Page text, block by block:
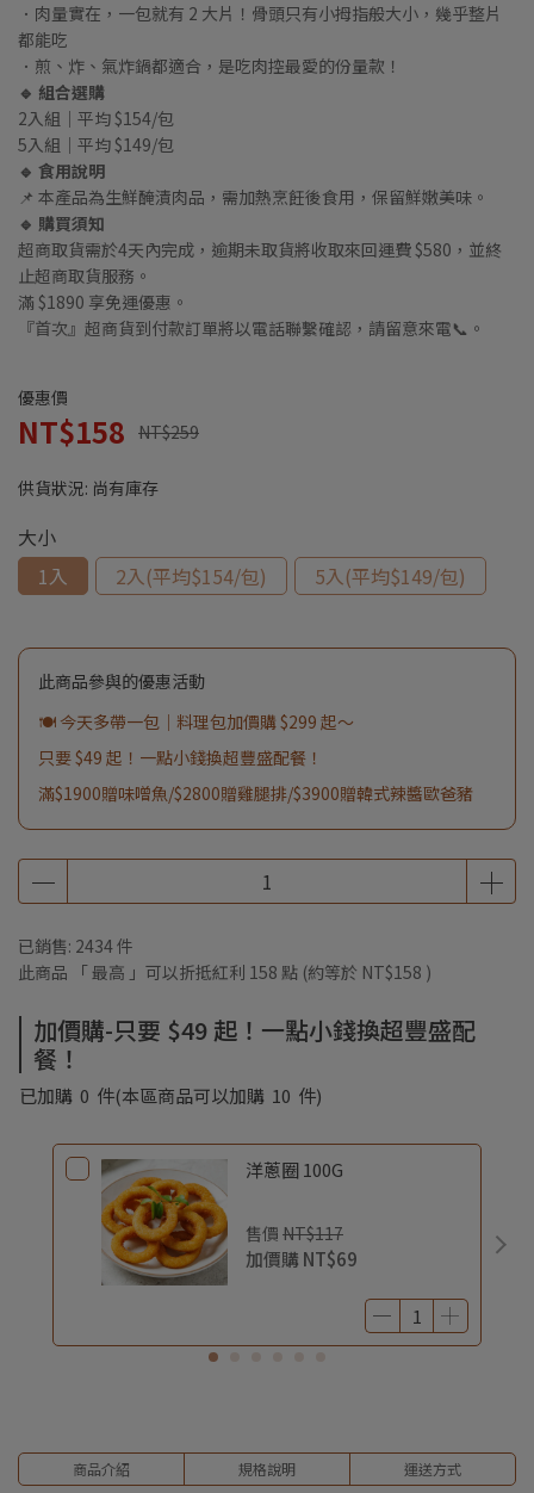
．肉量實在，一包就有 2 大片！骨頭只有小拇指般大小，幾乎整片
都能吃
．煎、炸、氣炸鍋都適合，是吃肉控最愛的份量款！
🔹 組合選購
2入組｜平均 $154/包
5入組｜平均 $149/包
🔹 食用說明
📌 本產品為生鮮醃漬肉品，需加熱烹飪後食用，保留鮮嫩美味。
🔹 購買須知
超商取貨需於4天內完成，逾期未取貨將收取來回運費 $580，並終
止超商取貨服務。
滿 $1890 享免運優惠。
『首次』超商貨到付款訂單將以電話聯繫確認，請留意來電📞。
優惠價
NT$158 NT$259
供貨狀況: 尚有庫存
大小
1入
2入(平均$154/包) 5入(平均$149/包)
此商品參與的優惠活動
🍽️ 今天多帶一包｜料理包加價購 $299 起～
只要 $49 起！一點小錢換超豐盛配餐！
滿$1900贈味噌魚/$2800贈雞腿排/$3900贈韓式辣醬歐爸豬
已銷售: 2434 件
此商品 「 最高 」可以折抵紅利 158 點 (約等於 NT$158 )
加價購-只要 $49 起！一點小錢換超豐盛配
餐！
已加購 0 件(本區商品可以加購 10 件)
洋蔥圈 100G
售價 NT$117
加價購 NT$69
商品介紹 規格說明 運送方式